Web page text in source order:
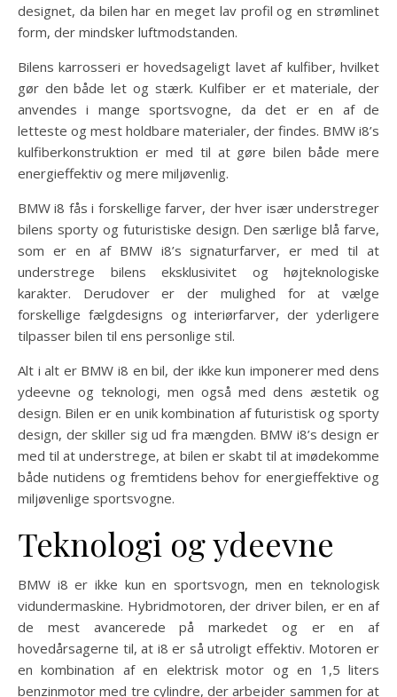
designet, da bilen har en meget lav profil og en strømlinet
form, der mindsker luftmodstanden.
Bilens karrosseri er hovedsageligt lavet af kulfiber, hvilket
gør den både let og stærk. Kulfiber er et materiale, der
anvendes i mange sportsvogne, da det er en af de
letteste og mest holdbare materialer, der findes. BMW i8’s
kulfiberkonstruktion er med til at gøre bilen både mere
energieffektiv og mere miljøvenlig.
BMW i8 fås i forskellige farver, der hver især understreger
bilens sporty og futuristiske design. Den særlige blå farve,
som er en af BMW i8’s signaturfarver, er med til at
understrege bilens eksklusivitet og højteknologiske
karakter. Derudover er der mulighed for at vælge
forskellige fælgdesigns og interiørfarver, der yderligere
tilpasser bilen til ens personlige stil.
Alt i alt er BMW i8 en bil, der ikke kun imponerer med dens
ydeevne og teknologi, men også med dens æstetik og
design. Bilen er en unik kombination af futuristisk og sporty
design, der skiller sig ud fra mængden. BMW i8’s design er
med til at understrege, at bilen er skabt til at imødekomme
både nutidens og fremtidens behov for energieffektive og
miljøvenlige sportsvogne.
Teknologi og ydeevne
BMW i8 er ikke kun en sportsvogn, men en teknologisk
vidundermaskine. Hybridmotoren, der driver bilen, er en af
de mest avancerede på markedet og er en af
hovedårsagerne til, at i8 er så utroligt effektiv. Motoren er
en kombination af en elektrisk motor og en 1,5 liters
benzinmotor med tre cylindre, der arbejder sammen for at